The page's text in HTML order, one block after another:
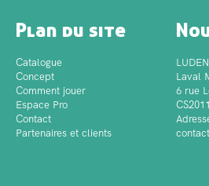
Plan du site
Catalogue
Concept
Comment jouer
Espace Pro
Contact
Partenaires et clients
Laval
6 rue